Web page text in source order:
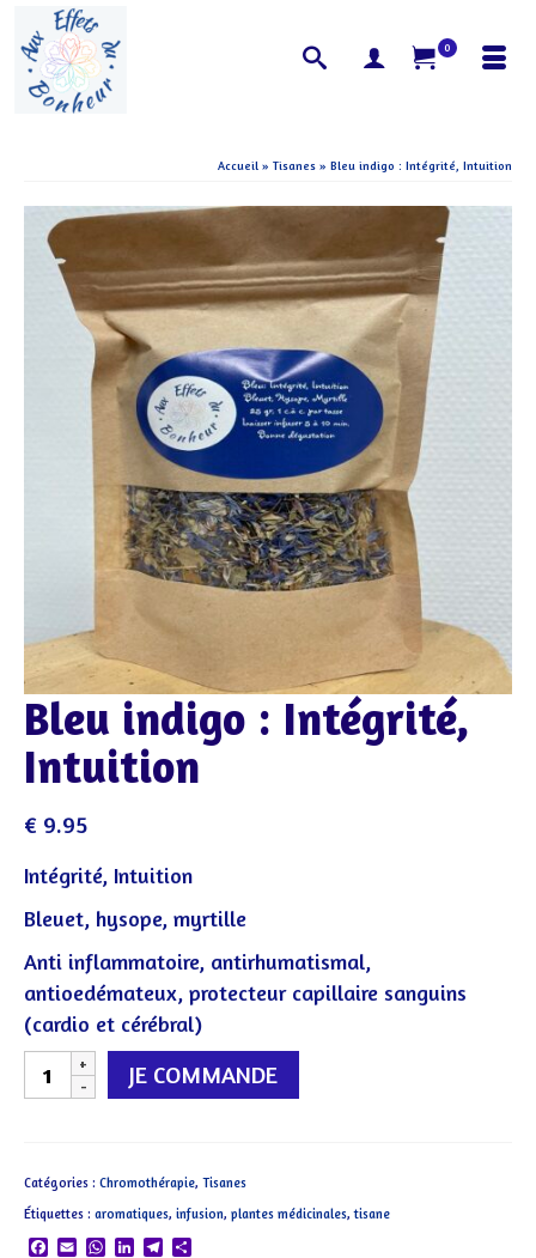
0
Accueil » Tisanes » Bleu indigo : Intégrité, Intuition
Bleu indigo : Intégrité,
Intuition
€ 9.95
Intégrité, Intuition
Bleuet, hysope, myrtille
Anti inflammatoire, antirhumatismal,
antioedémateux, protecteur capillaire sanguins
(cardio et cérébral)
quantité
de
:
Intégrité,
Intuition
JE COMMANDE
Catégories : Chromothérapie, Tisanes
Étiquettes : aromatiques, infusion, plantes médicinales,tisane
Facebook
EmailWhatsApp
LinkedInTelegram